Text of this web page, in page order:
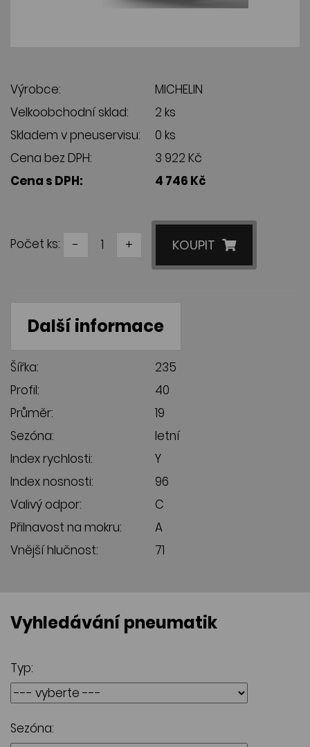
Výrobce:
MICHELIN
Velkoobchodní sklad:
2 ks
Skladem v pneuservisu:
0 ks
Cena bez DPH:
3 922 Kč
Cena s DPH:
4 746 Kč
Počet ks: - + KOUPIT
Další informace
Šířka:
235
Profil:
40
Průměr:
19
Sezóna:
letní
Index rychlosti:
Y
Index nosnosti:
96
Valivý odpor:
C
Přilnavost na mokru:
A
Vnější hlučnost:
71
Vyhledávání pneumatik
Typ:
Sezóna: